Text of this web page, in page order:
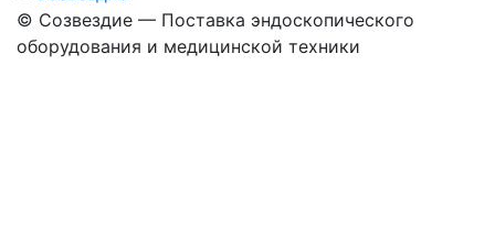
© Созвездие — Поставка эндоскопического
оборудования и медицинской техники